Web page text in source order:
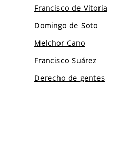
Francisco de Vitoria
Domingo de Soto
Melchor Cano
Francisco Suárez
Derecho de gentes